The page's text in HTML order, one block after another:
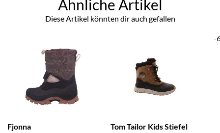
Ähnliche Artikel
Diese Artikel könnten dir auch gefallen
Fjonna
Tom Tailor Kids Stiefel
-